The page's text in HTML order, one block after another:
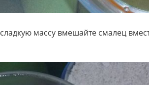
массу вмешайте смалец